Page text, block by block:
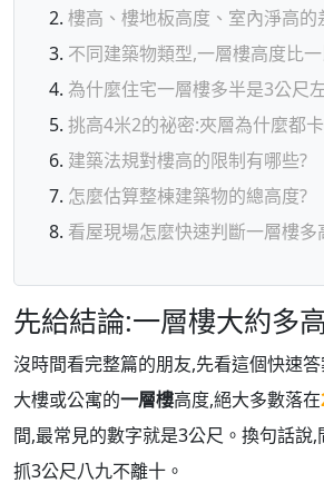
樓高、樓地板高度、室內淨高的
不同建築物類型,一層樓高度比
為什麼住宅一層樓多半是3公尺
挑高4米2的祕密:夾層為什麼都
建築法規對樓高的限制有哪些?
怎麼估算整棟建築物的總高度?
看屋現場怎麼快速判斷一層樓多
先給結論:一層樓大約多
沒時間看完整篇的朋友,先看這個快速
大樓或公寓的一層樓高度,絕大多數落在
間,最常見的數字就是3公尺。換句話說,
抓3公尺八九不離十。